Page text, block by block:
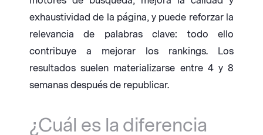
exhaustividad de la página, y puede reforzar la
relevancia de palabras clave: todo ello
contribuye a mejorar los rankings. Los
resultados suelen materializarse entre 4 y 8
semanas después de republicar.
¿Cuál es la diferencia